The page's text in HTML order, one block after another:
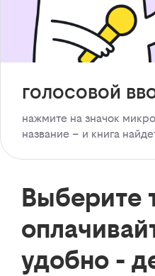
голосовой
нажмите на значок
название – и книга
Выберите
удобно -